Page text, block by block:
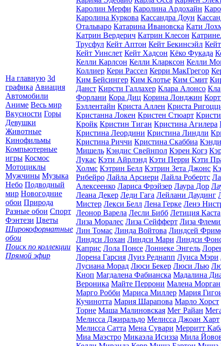
На главную 3d
графика Авиация
Автомобили
Аниме Весь мир
Вкусности Горы
Девушки
Животные
Кинофильмы
Компьютерные
игры Космос
Мотоциклы
Мужчины Музыка
Небо Подводный
мир Новогодние
обои Природа
Разные обои Спорт
Фэнтези Цветы
Широкоформатные
обои
Поиск по коллекции
Прямой эфир
Каролин Мерфи Каролина Ардохайн
Каролина Куркова Кассандра Доун
Отальваро Катарина Ивановска Кати
Катрин Вердерич Катрин Клесон
Трусфул Кейт Аптон Кейт Бекинсэйл
Кейт Уинслет Кейт Хадсон Кёко Фукада
Келли Карлсон Келли Кларксон Келли
Коллиер Кери Рассел Керри МакГрегор
Ким Бейсингер Ким Клотье Ким Смит
Данст Кирсти Галлахер Клара Алонсо
Форлани Кора Диц Корина Лонджин
Бэллентайн Криста Аллен Криста
Кристанна Локен Кристен Стюарт
Кройк Кристин Тиган Кристина Агилера
Кристина Леордини Кристина Линдли
Кристина Риччи Кристина Скаббиа
Мишель Кэндис Свейнпол Кэрен Когз
Лукас Кэти Айрлэнд Кэти Перри Кэти
Холмс Кэтрин Белл Кэтрин Зета Джонс
Рибейро Лайла Арсиери Лайла Робертс
Алексеенко Лариса Фрэйзер Лаура Дор
Леана Декер Леди Гага Лейлани Даудинг
Мистер Лекси Белл Лена Герке Ленэ
Леонор Варела Лесли Бибб Летиция Каста
Лиза Моралес Лиза Сейфферт Лиза
Лин Томас Линда Войтова Линдсей
Линдси Лохан Линдси Мари Линдси
Каприс Лола Понсе Лоннеке Энгель
Лорена Гарсия Луиз Реднапп Луиса Мэри
Лусиана Морад Люси Бекер Люси Лью
Кноп Магдалена Фабианска Мадалина
Вероника Майте Перрони Малена Морган
Марго Робби Мариса Миллер Мария
Кучинотта Мария Шарапова Марло Хорст
Торне Маша Малиновская Мег Райан
Мелисса Джиральдо Мелисса Джоан Харт
Мелисса Сатта Мена Сувари Мерритт
Миа Маэстро Микаэла Исизза Мила